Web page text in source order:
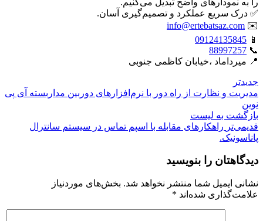
✅ درک سریع عملکرد و تصمیم‌گیری آسان.
✉️
info@ertebatsaz.com
📱
09124135845
📞
88997257
📍 میرداماد ،خیابان کاظمی جنوبی
جدیدتر
مدیریت و نظارت از راه دور با نرم‌افزارهای دوربین مداربسته آی پی
نوین
بازگشت بە لیست
قدیمی‌تر راهکارهای مقابله با اسپم تماس در سیستم سانترال
پاناسونیک.
دیدگاهتان را بنویسید
نشانی ایمیل شما منتشر نخواهد شد. بخش‌های موردنیاز
علامت‌گذاری شده‌اند *